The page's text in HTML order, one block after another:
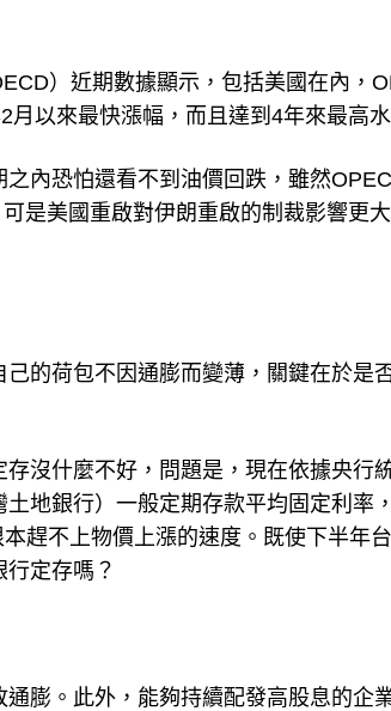
）近期數據顯示，包括美國在內，
月以來最快漲幅，而且達到4年來最高
內恐怕還看不到油價回跌，雖然
是美國重啟對伊朗重啟的制裁影響更
的荷包不因通膨而變薄，關鍵在於是
沒什麼不好，問題是，現在依據央行
地銀行）一般定期存款平均固定利率
趕不上物價上漲的速度。既使下半年
定存嗎？
膨。此外，能夠持續配發高股息的企